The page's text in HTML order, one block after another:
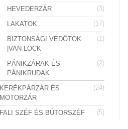
HEVEDERZÁR (3)
LAKATOK (17)
BIZTONSÁGI VÉDŐTOK
|VAN LOCK
(1)
PÁNIKZÁRAK ÉS
PÁNIKRUDAK
(2)
KERÉKPÁRZÁR ÉS
MOTORZÁR
(24)
FALI SZÉF ÉS BÚTORSZÉF (5)